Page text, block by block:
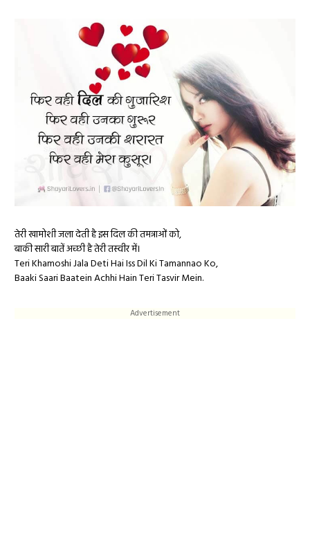
तेरी खामोशी जला देती है इस दिल की तमन्नाओं को,
बाकी सारी बातें अच्छी है तेरी तस्वीर में।
Teri Khamoshi Jala Deti Hai Iss Dil Ki Tamannao Ko,
Baaki Saari Baatein Achhi Hain Teri Tasvir Mein.
Advertisement